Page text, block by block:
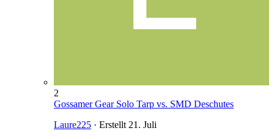
2
Gossamer Gear Solo Tarp vs. SMD Deschutes
Laure225 · Erstellt 21. Juli